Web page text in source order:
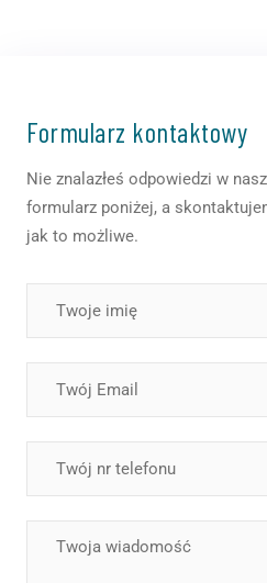
Masz dodatkowe
Masz dodatkowe
Formularz kontaktowy
Nie znalazłeś odpowiedzi w
formularz poniżej, a
jak to możliwe.